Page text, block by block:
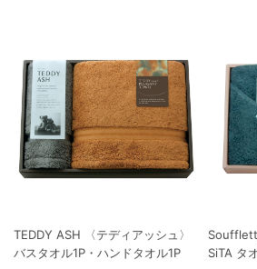
TEDDY ASH 〈テディアッシュ〉
バスタオル1P・ハンドタオル1P
SiTA タ